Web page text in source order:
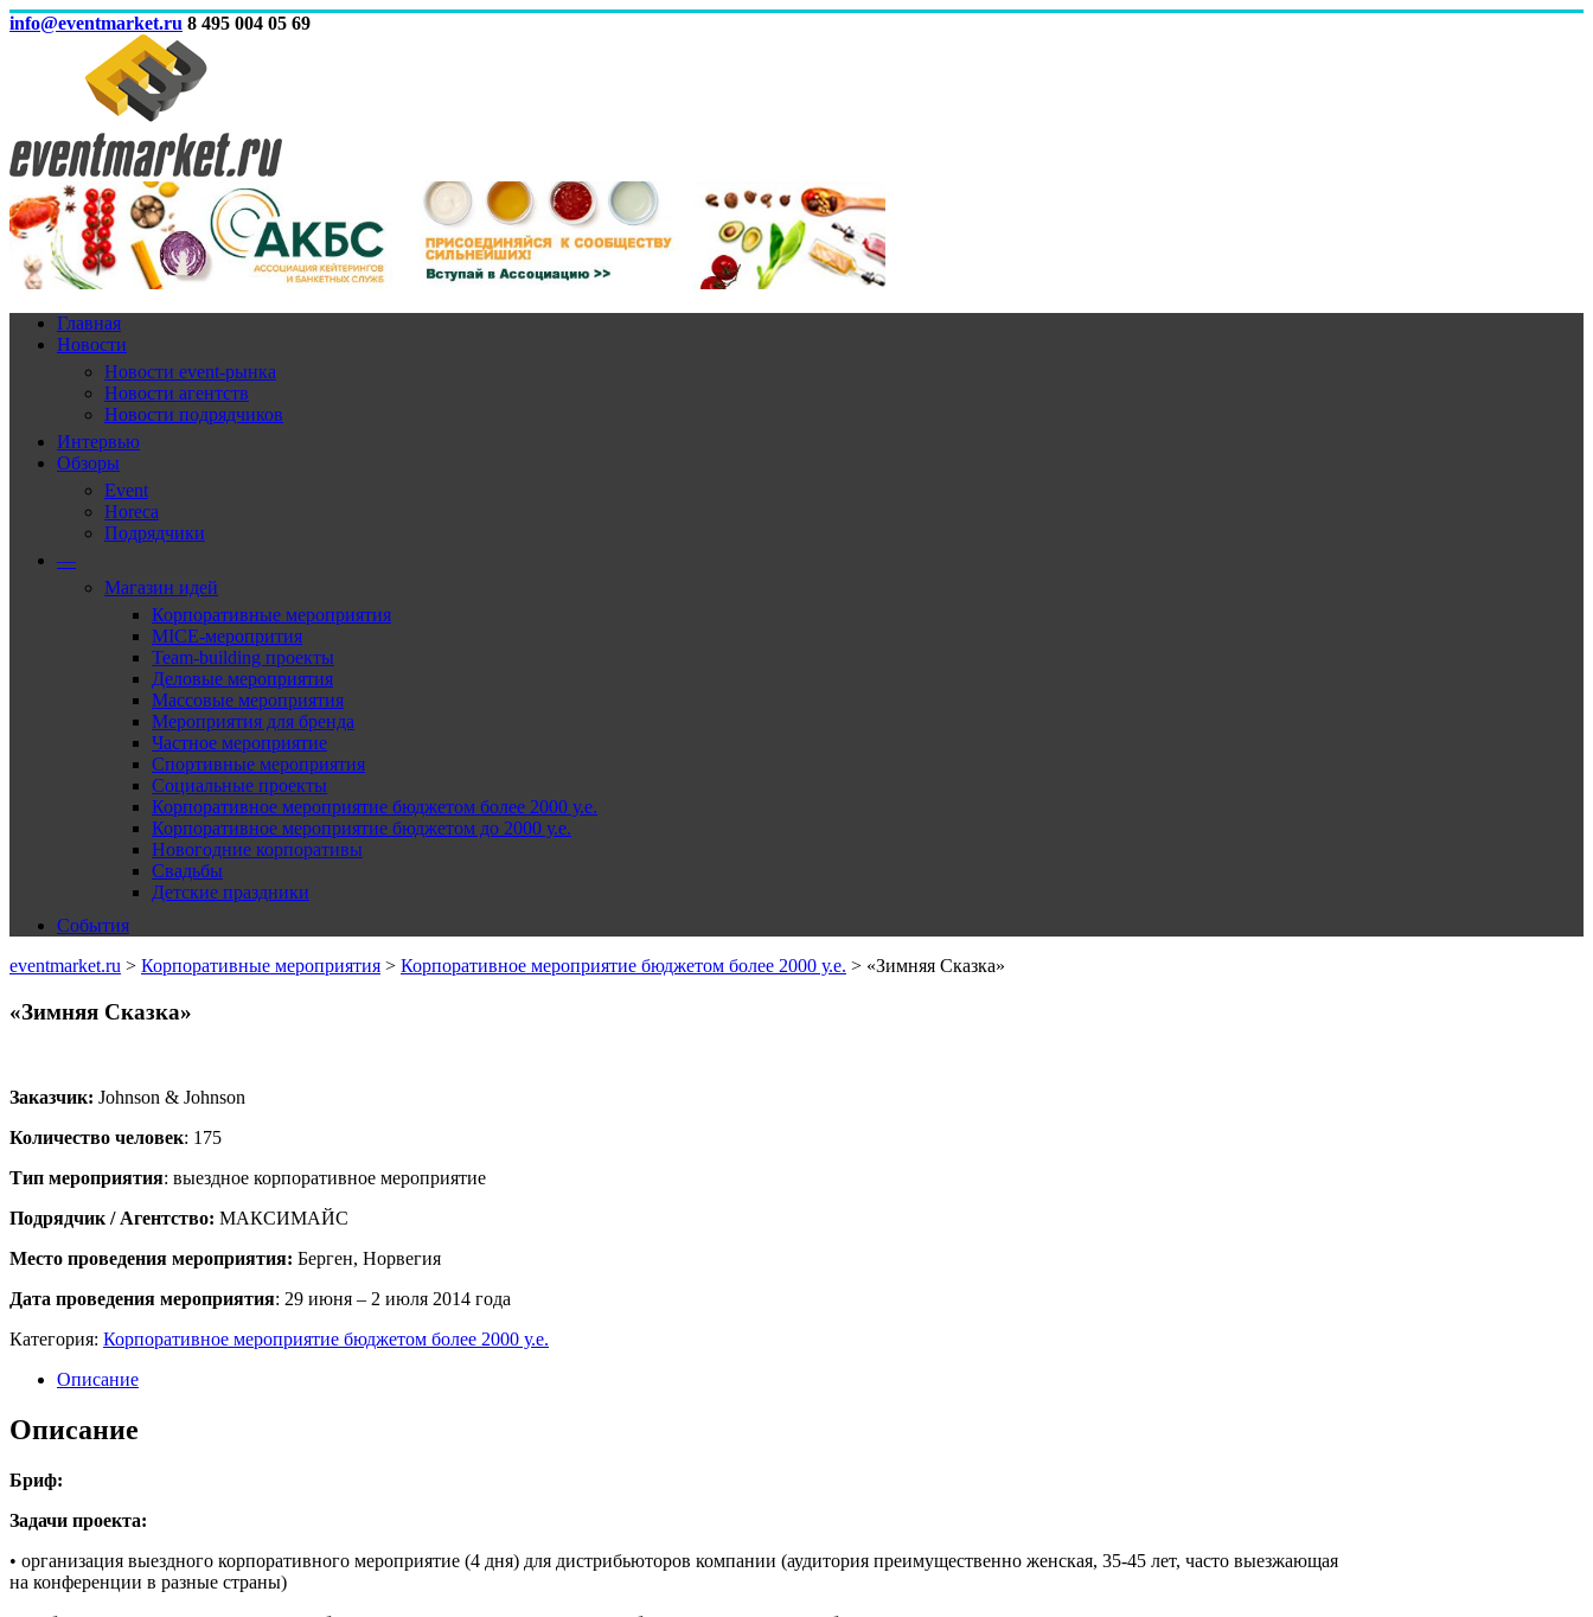
info@eventmarket.ru 8 495 004 05 69
Главная
Новости
Новости event-рынка
Новости агентств
Новости подрядчиков
Интервью
Обзоры
Event
Horeca
Подрядчики
—
Магазин идей
Корпоративные мероприятия
MICE-меропрития
Team-building проекты
Деловые мероприятия
Массовые мероприятия
Мероприятия для бренда
Частное мероприятие
Спортивные мероприятия
Социальные проекты
Корпоративное мероприятие бюджетом более 2000 у.е.
Корпоративное мероприятие бюджетом до 2000 у.е.
Новогодние корпоративы
Свадьбы
Детские праздники
События
eventmarket.ru > Корпоративные мероприятия > Корпоративное мероприятие бюджетом более 2000 у.е. > «Зимняя Сказка»
«Зимняя Сказка»
Заказчик: Johnson & Johnson
Количество человек: 175
Тип мероприятия: выездное корпоративное мероприятие
Подрядчик / Агентство: МАКСИМАЙС
Место проведения мероприятия: Берген, Норвегия
Дата проведения мероприятия: 29 июня – 2 июля 2014 года
Категория: Корпоративное мероприятие бюджетом более 2000 у.е.
Описание
Описание
Бриф:
Задачи проекта:
• организация выездного корпоративного мероприятие (4 дня) для дистрибьюторов компании (аудитория преимущественно женская, 35-45 лет, часто выезжающая
на конференции в разные страны)